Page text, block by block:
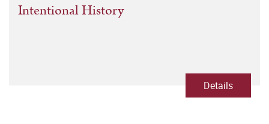
Intentional History
Details